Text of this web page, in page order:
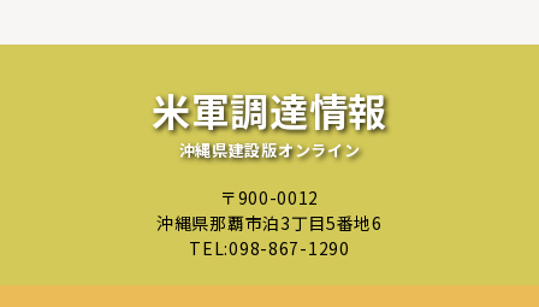
米軍調達情報
沖縄県建設版オンライン
〒900-0012
沖縄県那覇市泊3丁目5番地6
TEL:098-867-1290